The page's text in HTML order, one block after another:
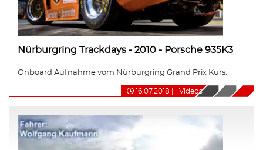
Nürburgring Trackdays - 2010 - Porsche 935K3
Onboard Aufnahme vom Nürburgring Grand Prix Kurs.
16.07.2018 Videos